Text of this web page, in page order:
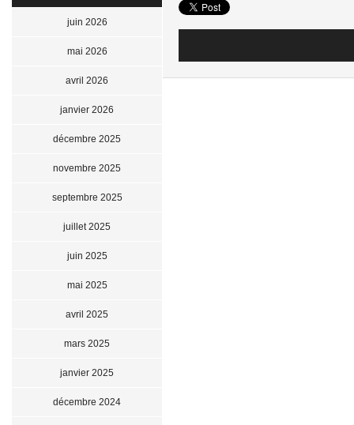
juin 2026
mai 2026
avril 2026
janvier 2026
décembre 2025
novembre 2025
septembre 2025
juillet 2025
juin 2025
mai 2025
avril 2025
mars 2025
janvier 2025
décembre 2024